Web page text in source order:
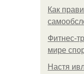
Как
Фитнес-
мире
Настя